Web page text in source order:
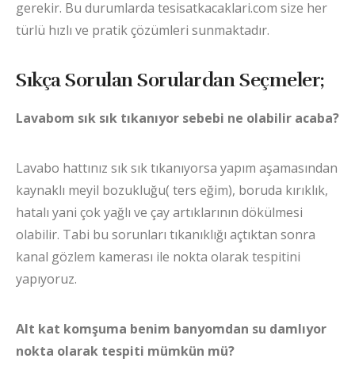
gerekir. Bu durumlarda tesisatkacaklari.com size her
türlü hızlı ve pratik çözümleri sunmaktadır.
Sıkça Sorulan Sorulardan Seçmeler;
Lavabom sık sık tıkanıyor sebebi ne olabilir acaba?
Lavabo hattınız sık sık tıkanıyorsa yapım aşamasından
kaynaklı meyil bozukluğu( ters eğim), boruda kırıklık,
hatalı yani çok yağlı ve çay artıklarının dökülmesi
olabilir. Tabi bu sorunları tıkanıklığı açtıktan sonra
kanal gözlem kamerası ile nokta olarak tespitini
yapıyoruz.
Alt kat komşuma benim banyomdan su damlıyor
nokta olarak tespiti mümkün mü?